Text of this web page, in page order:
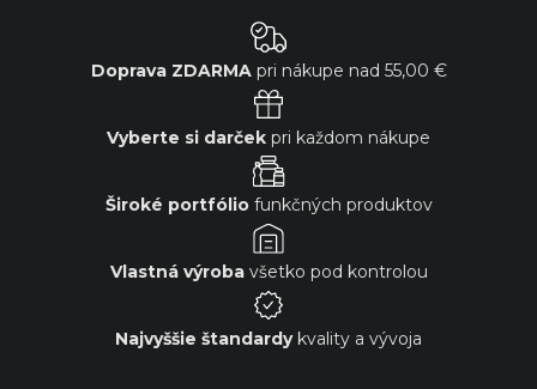
Doprava ZDARMApri nákupe nad 55,00 €
Vyberte si darček pri každom nákupe
Široké portfóliofunkčných produktov
Vlastná výrobavšetko pod kontrolou
Najvyššie štandardykvality a vývoja